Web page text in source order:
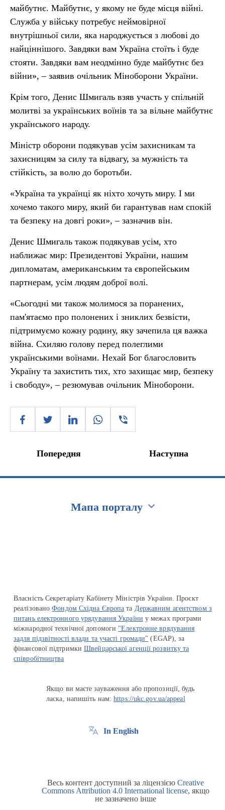
майбутнє. Майбутнє, у якому не буде місця війні.
Служба у війську потребує неймовірної
внутрішньої сили, яка народжується з любові до
найціннішого. Завдяки вам Україна стоїть і буде
стояти. Завдяки вам неодмінно буде майбутнє без
війни», – заявив очільник Міноборони України.
Крім того, Денис Шмигаль взяв участь у спільній
молитві за українських воїнів та за вільне майбутнє
українського народу.
Міністр оборони подякував усім захисникам та
захисницям за силу та відвагу, за мужність та
стійкість, за волю до боротьби.
«Україна та українці як ніхто хочуть миру. І ми
хочемо такого миру, який би гарантував нам спокій
та безпеку на довгі роки», – зазначив він.
Денис Шмигаль також подякував усім, хто
наближає мир: Президентові України, нашим
дипломатам, американським та європейським
партнерам, усім людям доброї волі.
«Сьогодні ми також молимося за поранених,
пам'ятаємо про полонених і зниклих безвісти,
підтримуємо кожну родину, яку зачепила ця важка
війна. Схиляю голову перед полеглими
українськими воїнами. Нехай Бог благословить
Україну та захистить тих, хто захищає мир, безпеку
і свободу», – резюмував очільник Міноборони.
Попередня Наступна
Мапа порталу
Власність Секретаріату Кабінету Міністрів України. Проєкт
реалізованоФондом Східна Європа та Державним агентством з
питань електронного урядування України у межах програми
міжнародної технічної допомоги "Електронне врядування
задля підзвітності влади та участі громади" (EGAP), за
фінансової підтримкиШвейцарської агенції розвитку та
співробітництва
Якщо ви маєте зауваження або пропозиції, будь
ласка, напишіть нам:https://ukc.gov.ua/appeal
In English
Весь контент доступний за ліцензією Creative
Commons Attribution 4.0 International license, якщо
не зазначено інше